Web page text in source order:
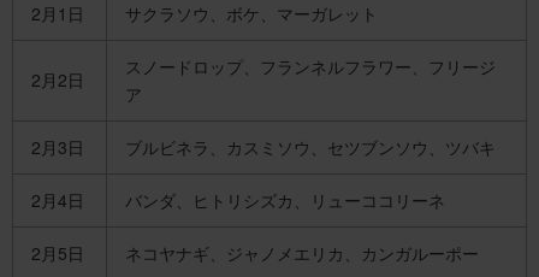
2月1日 サクラソウ、ボケ、マーガレット
2月2日
スノードロップ、フランネルフラワー、フリージ
ア
2月3日 ブルビネラ、カスミソウ、セツブンソウ、ツバキ
2月4日 バンダ、ヒトリシズカ、リューココリーネ
2月5日 ネコヤナギ、ジャノメエリカ、カンガルーポー